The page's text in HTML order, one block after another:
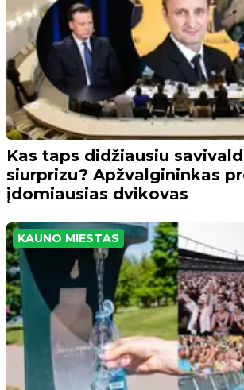
Kas taps didžiausiu
siurprizu? Apžvalgininkas
įdomiausias dvikovas
KAUNO MIESTAS